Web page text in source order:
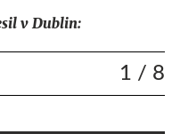
v Dublin:
1 / 8